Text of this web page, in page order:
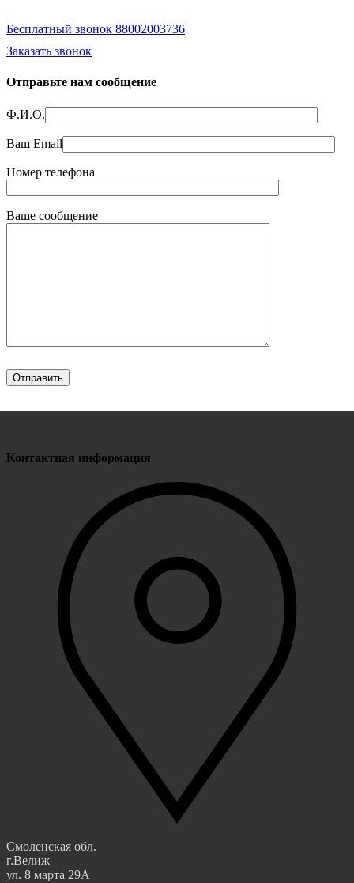
Бесплатный звонок 88002003736
Заказать звонок
Отправьте нам сообщение
Ф.И.О.
Ваш Email
Номер телефона
Ваше сообщение
Контактная информация
Смоленская обл.
г.Велиж
ул. 8 марта 29А